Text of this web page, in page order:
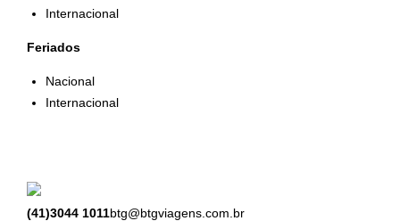
Internacional
Feriados
Nacional
Internacional
(41)3044 1011btg@btgviagens.com.br